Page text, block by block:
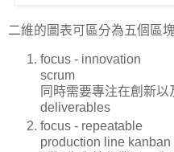
二維的圖表可區分為五個區塊
focus - innovation
scrum
同時需要專注在創新
deliverables
focus - repeatable
production line kanban